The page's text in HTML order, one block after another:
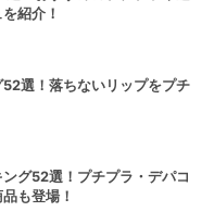
紹介！
選！落ちないリップをプチ
グ52選！プチプラ・デパコ
も登場！